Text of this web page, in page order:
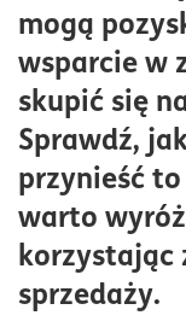
mogą
wsparcie w
skupić się
Sprawdź,
przynieść
warto
korzystając
sprzedaży.